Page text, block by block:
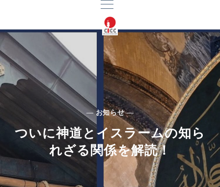
— お知らせ —
ついに神道とイスラームの知ら
れざる関係を解読！